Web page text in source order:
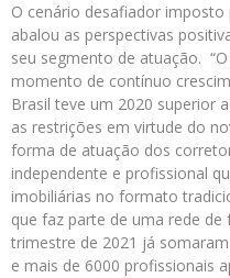
O cenário desafiador imposto
abalou as perspectivas
seu segmento de atuação.
momento de contínuo
Brasil teve um 2020 superior
as restrições em virtude do
forma de atuação dos
independente e profissional
imobiliárias no formato
que faz parte de uma rede
trimestre de 2021 já
e mais de 6000 profissionais